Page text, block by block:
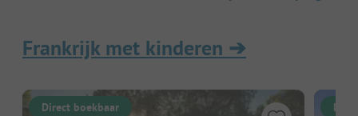
Frankrijk met kinderen ➔
Direct boekbaar